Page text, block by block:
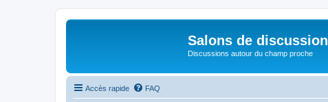
Salons de discussion
Discussions autour du champ proche
Accès rapide FAQ